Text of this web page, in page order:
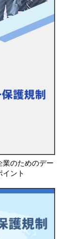
業のためのデー
ント